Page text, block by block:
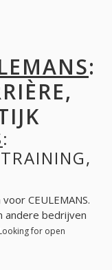
:
:
CEULEMANS.
andere bedrijven
for open